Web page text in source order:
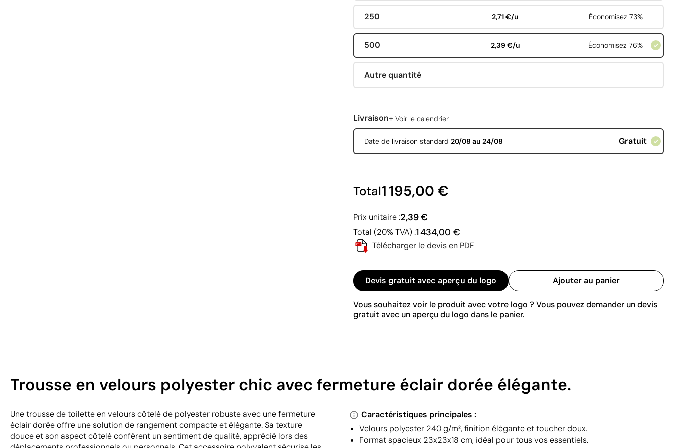
250 2,71 €/u Économisez 73%
500 2,39 €/u Économisez 76%
Autre quantité
Livraison+ Voir le calendrier
Date de livraison standard 20/08 au 24/08 Gratuit
Total1 195,00 €
Prix unitaire :2,39 €
Total (20% TVA) :1 434,00 €
Télécharger le devis en PDF
Devis gratuit avec aperçu du logo Ajouter au panier
Vous souhaitez voir le produit avec votre logo ? Vous pouvez demander un devis
gratuit avec un aperçu du logo dans le panier.
Trousse en velours polyester chic avec fermeture éclair dorée élégante.
Une trousse de toilette en velours côtelé de polyester robuste avec une fermeture
éclair dorée offre une solution de rangement compacte et élégante. Sa texture
douce et son aspect côtelé confèrent un sentiment de qualité, apprécié lors des
Caractéristiques principales :
Velours polyester 240 g/m², finition élégante et toucher doux.
Format spacieux 23x23x18 cm, idéal pour tous vos essentiels.